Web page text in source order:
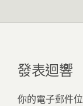
發表迴響
你的電子郵件